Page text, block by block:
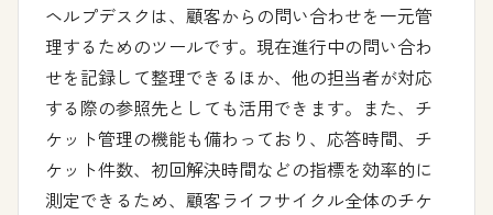
ヘルプデスクは、顧客からの問い合わせを一元管
理するためのツールです。現在進行中の問い合わ
せを記録して整理できるほか、他の担当者が対応
する際の参照先としても活用できます。また、チ
ケット管理の機能も備わっており、応答時間、チ
ケット件数、初回解決時間などの指標を効率的に
測定できるため、顧客ライフサイクル全体のチケ